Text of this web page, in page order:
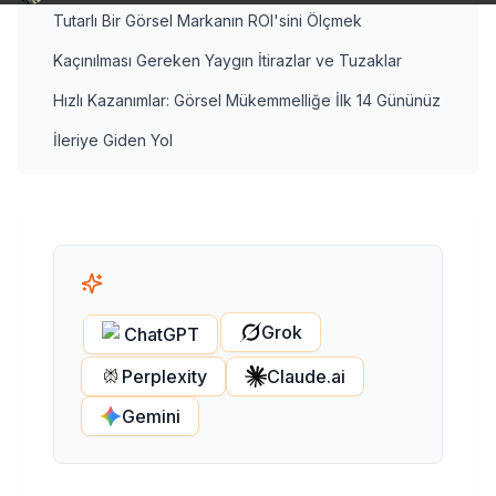
Tutarlı Bir Görsel Markanın ROI'sini Ölçmek
Kaçınılması Gereken Yaygın İtirazlar ve Tuzaklar
Hızlı Kazanımlar: Görsel Mükemmelliğe İlk 14 Gününüz
İleriye Giden Yol
ChatGPT
Grok
Perplexity
Claude.ai
Gemini